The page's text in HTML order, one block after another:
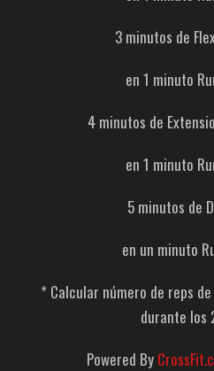
3 minutos de
en 1 minuto
4 minutos de
en 1 minuto
5 minutos de
en un minuto
* Calcular número de reps
durante los
Powered By